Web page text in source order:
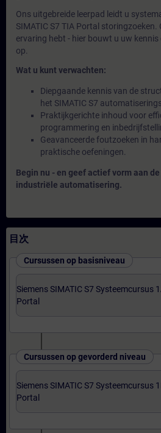
Ons uitgebreide leerpad leidt u
SIMATIC S7 TIA Portal storingzoeken.
ervaring hebt - hier bouwt u uw
op.
Wat u kunt verwachten:
Diepgaande kennis van de
het SIMATIC S7
Praktijkgerichte inhoud voor
programmering en
Geavanceerde foutzoeken in
praktische oefeningen.
Begin nu - en geef actief vorm aan
industriële automatisering.
目次
Cursussen op basisniveau
Siemens SIMATIC S7 Systeemcursus
Portal
Cursussen op gevorderd niveau
Siemens SIMATIC S7 Systeemcursus
Portal